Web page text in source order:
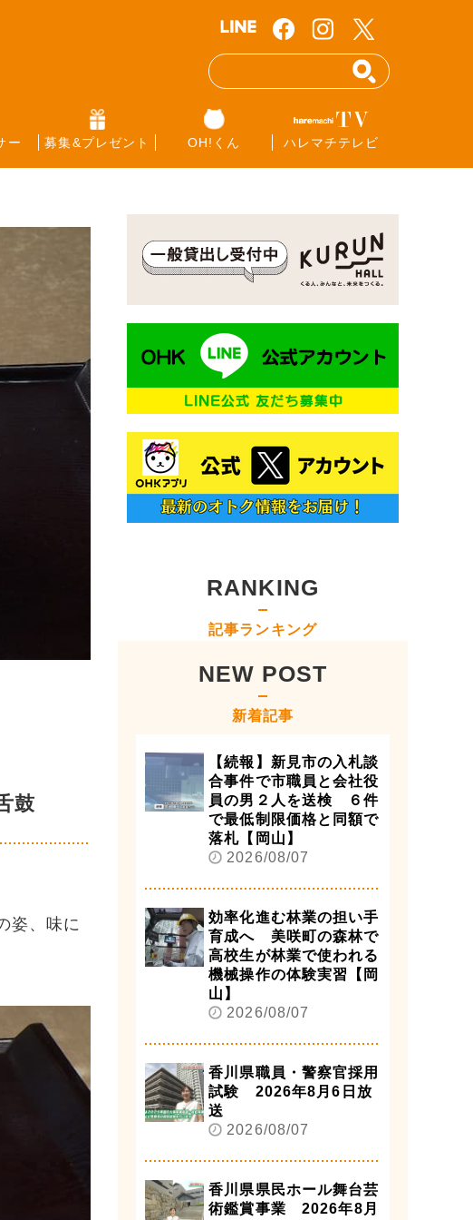
ー 募集&プレゼント OH!くん ハレマチテレビ
鼓
姿、味に
RANKING
記事ランキング
NEW POST
新着記事
【続報】新見市の入札談
合事件で市職員と会社役
員の男２人を送検 ６件
で最低制限価格と同額で
落札【岡山】
2026/08/07
効率化進む林業の担い手
育成へ 美咲町の森林で
高校生が林業で使われる
機械操作の体験実習【岡
山】
2026/08/07
香川県職員・警察官採用
試験 2026年8月6日放
送
2026/08/07
香川県県民ホール舞台芸
術鑑賞事業 2026年8月